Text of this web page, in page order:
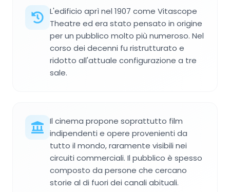
L'edificio aprì nel 1907 come Vitascope
Theatre ed era stato pensato in origine
per un pubblico molto più numeroso. Nel
corso dei decenni fu ristrutturato e
ridotto all'attuale configurazione a tre
sale.
Il cinema propone soprattutto film
indipendenti e opere provenienti da
tutto il mondo, raramente visibili nei
circuiti commerciali. Il pubblico è spesso
composto da persone che cercano
storie al di fuori dei canali abituali.